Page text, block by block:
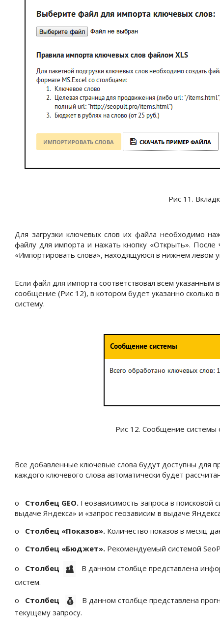
Рис 11.
Для загрузки ключевых слов их файла необходимо
файлу для импорта и нажать кнопку «Открыть».
«Импортировать слова», находящуюся в нижнем левом
Если файл для импорта соответствовал всем
сообщение (Рис 12), в котором будет указанно сколько
систему.
Рис 12. Сообщение системы
Все добавленные ключевые слова будут доступны для
каждого ключевого слова автоматически будет
o Столбец GEO. Геозависимость запроса в
выдаче Яндекса» и «запрос геозависим в выдаче
o
Столбец «Показов». Количество показов в месяц
o
Столбец «Бюджет». Рекомендуемый системой
o Столбец
В данном столбце представлена
систем.
o
Столбец
В данном столбце представлена
текущему запросу.